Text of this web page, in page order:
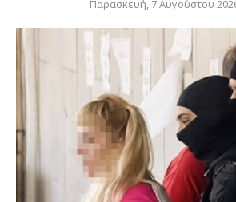
Παρασκευή, 7 Αυγούστου